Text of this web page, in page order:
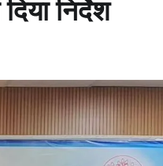
निर्देश